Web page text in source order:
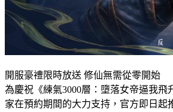
開服豪禮限時放送 修仙無需從零開始
為慶祝《練氣3000層：墮落女帝逼我飛
家在預約期間的大力支持，官方即日起